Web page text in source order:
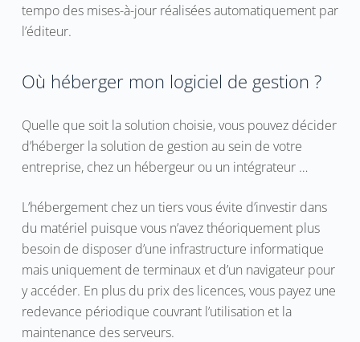
tempo des mises-à-jour réalisées automatiquement par
l’éditeur.
Où héberger mon logiciel de gestion ?
Quelle que soit la solution choisie, vous pouvez décider
d’héberger la solution de gestion au sein de votre
entreprise, chez un hébergeur ou un intégrateur …
L’hébergement chez un tiers vous évite d’investir dans
du matériel puisque vous n’avez théoriquement plus
besoin de disposer d’une infrastructure informatique
mais uniquement de terminaux et d’un navigateur pour
y accéder. En plus du prix des licences, vous payez une
redevance périodique couvrant l’utilisation et la
maintenance des serveurs.